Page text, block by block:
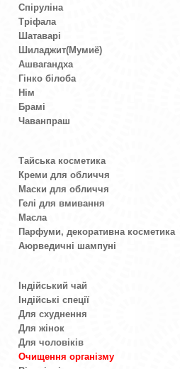
Спіруліна
Тріфала
Шатаварі
Шиладжит(Мумиё)
Ашвагандха
Гінко білоба
Нім
Брамі
Чаванпраш
Тайська косметика
Креми для обличчя
Маски для обличчя
Гелі для вмивання
Масла
Парфуми, декоративна косметика
Аюрведичні шампуні
Індійський чай
Індійські спеції
Для схуднення
Для жінок
Для чоловіків
Очищення організму